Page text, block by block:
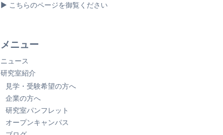
▶ こちらのページを御覧ください
メニュー
ニュース
研究室紹介
見学・受験希望の方へ
企業の方へ
研究室パンフレット
オープンキャンパス